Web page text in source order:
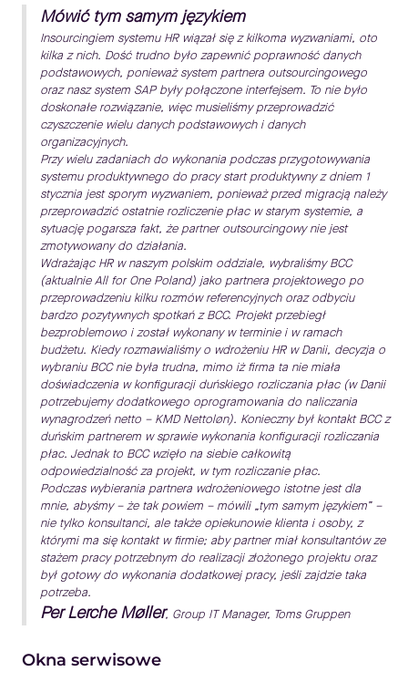
Mówić tym samym językiem
Insourcingiem systemu HR wiązał się z kilkoma wyzwaniami, oto
kilka z nich. Dość trudno było zapewnić poprawność danych
podstawowych, ponieważ system partnera outsourcingowego
oraz nasz system SAP były połączone interfejsem. To nie było
doskonałe rozwiązanie, więc musieliśmy przeprowadzić
czyszczenie wielu danych podstawowych i danych
organizacyjnych.
Przy wielu zadaniach do wykonania podczas przygotowywania
systemu produktywnego do pracy start produktywny z dniem 1
stycznia jest sporym wyzwaniem, ponieważ przed migracją należy
przeprowadzić ostatnie rozliczenie płac w starym systemie, a
sytuację pogarsza fakt, że partner outsourcingowy nie jest
zmotywowany do działania.
Wdrażając HR w naszym polskim oddziale, wybraliśmy BCC
(aktualnie All for One Poland) jako partnera projektowego po
przeprowadzeniu kilku rozmów referencyjnych oraz odbyciu
bardzo pozytywnych spotkań z BCC. Projekt przebiegł
bezproblemowo i został wykonany w terminie i w ramach
budżetu. Kiedy rozmawialiśmy o wdrożeniu HR w Danii, decyzja o
wybraniu BCC nie była trudna, mimo iż firma ta nie miała
doświadczenia w konfiguracji duńskiego rozliczania płac (w Danii
potrzebujemy dodatkowego oprogramowania do naliczania
wynagrodzeń netto – KMD Nettoløn). Konieczny był kontakt BCC z
duńskim partnerem w sprawie wykonania konfiguracji rozliczania
płac. Jednak to BCC wzięło na siebie całkowitą
odpowiedzialność za projekt, w tym rozliczanie płac.
Podczas wybierania partnera wdrożeniowego istotne jest dla
mnie, abyśmy – że tak powiem – mówili „tym samym językiem” –
nie tylko konsultanci, ale także opiekunowie klienta i osoby, z
którymi ma się kontakt w firmie; aby partner miał konsultantów ze
stażem pracy potrzebnym do realizacji złożonego projektu oraz
był gotowy do wykonania dodatkowej pracy, jeśli zajdzie taka
potrzeba.
Per Lerche Møller, Group IT Manager, Toms Gruppen
Okna serwisowe